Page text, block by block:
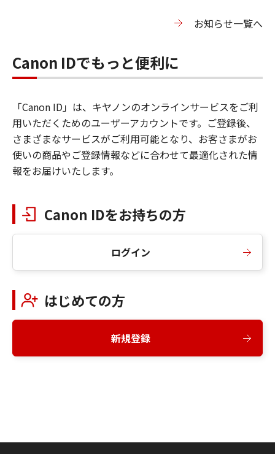
お知らせ一覧へ
Canon IDでもっと便利に
「Canon ID」は、キヤノンのオンラインサービスをご利
用いただくためのユーザーアカウントです。ご登録後、
さまざまなサービスがご利用可能となり、お客さまがお
使いの商品やご登録情報などに合わせて最適化された情
報をお届けいたします。
Canon IDをお持ちの方
ログイン
はじめての方
新規登録